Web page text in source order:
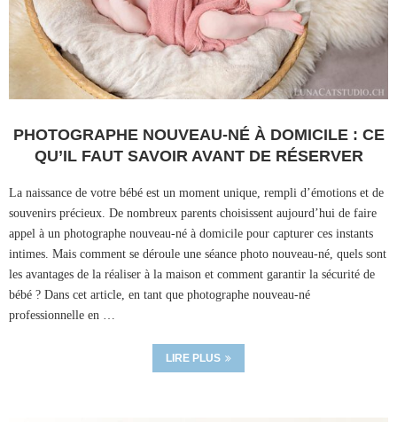
PHOTOGRAPHE NOUVEAU-NÉ À DOMICILE : CE
QU’IL FAUT SAVOIR AVANT DE RÉSERVER
La naissance de votre bébé est un moment unique, rempli d’émotions et de
souvenirs précieux. De nombreux parents choisissent aujourd’hui de faire
appel à un photographe nouveau-né à domicile pour capturer ces instants
intimes. Mais comment se déroule une séance photo nouveau-né, quels sont
les avantages de la réaliser à la maison et comment garantir la sécurité de
bébé ? Dans cet article, en tant que photographe nouveau-né
professionnelle en …
LIRE PLUS